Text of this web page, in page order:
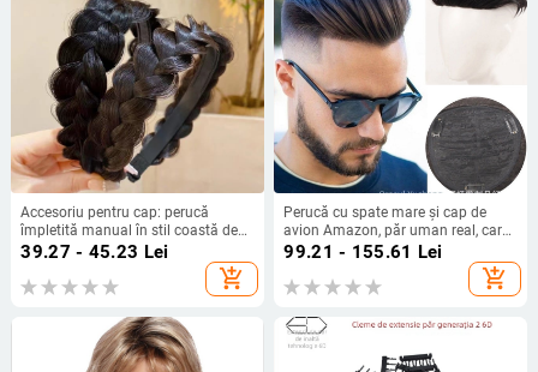
Accesoriu pentru cap: perucă
împletită manual în stil coastă de
pește, pe bandă pentru păr cu dinți
antiderapare, vârf înalt; Mingfeng
Jewelry; Material: Perucă; Tratare:
39.27 - 45.23 Lei
add_shopping_cart
Perucă cu spate mare și cap de
avion Amazon, păr uman real, care
acoperă capul chel, perucă
respirabilă și confortabilă pentru
bărbați, pentru recreere, pentru
99.21 - 155.61 Lei
add_shopping_cart